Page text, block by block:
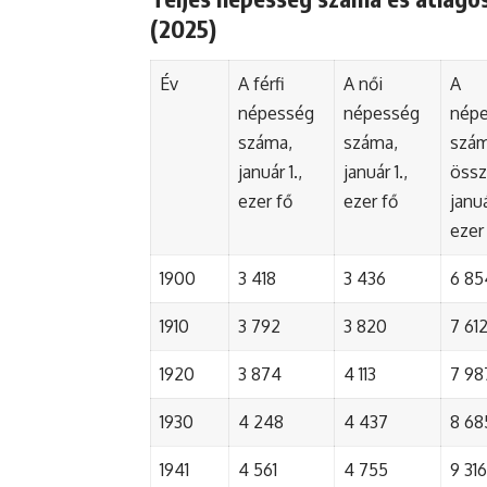
(2025)
Év
A férfi
népesség
száma,
január 1.,
ezer fő
A női
népesség
száma,
január 1.,
ezer fő
A
1900 3 418 3 436 6
1910 3 792 3 820 7 612
1920 3 874 4 113 7
1930 4 248 4 437 8
1941 4 561 4 755 9 316